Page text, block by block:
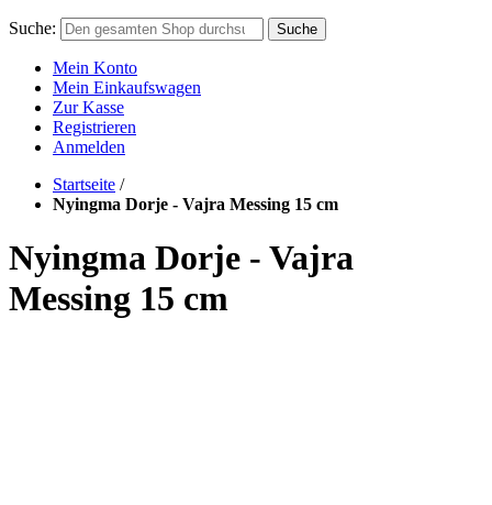
Suche: Suche
Mein Konto
Mein Einkaufswagen
Zur Kasse
Registrieren
Anmelden
Startseite /
Nyingma Dorje - Vajra Messing 15 cm
Nyingma Dorje - Vajra
Messing 15 cm